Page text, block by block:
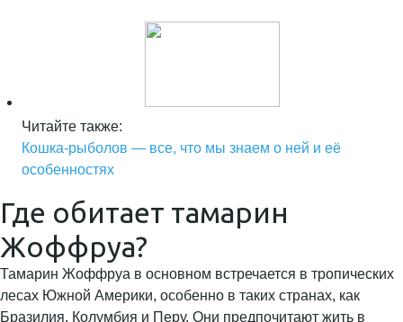
Читайте также:
Кошка-рыболов — все, что мы знаем о ней и её
особенностях
Где обитает тамарин
Жоффруа?
Тамарин Жоффруа в основном встречается в тропических
лесах Южной Америки, особенно в таких странах, как
Бразилия, Колумбия и Перу. Они предпочитают жить в